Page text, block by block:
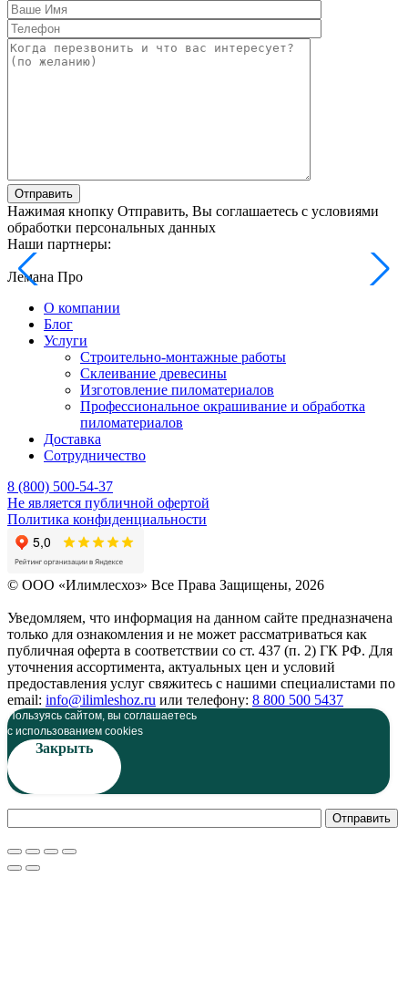
Отправить
Нажимая кнопку Отправить, Вы соглашаетесь с условиями
обработки персональных данных
Наши партнеры:
Лемана Про
О компании
Блог
Услуги
Строительно-монтажные работы
Склеивание древесины
Изготовление пиломатериалов
Профессиональное окрашивание и обработка
пиломатериалов
Доставка
Сотрудничество
8 (800) 500-54-37
Не является публичной офертой
Политика конфиденциальности
© OOO «Илимлесхоз» Все Права Защищены, 2026
Уведомляем, что информация на данном сайте предназначена
только для ознакомления и не может рассматриваться как
публичная оферта в соответствии со ст. 437 (п. 2) ГК РФ. Для
уточнения ассортимента, актуальных цен и условий
предоставления услуг свяжитесь с нашими специалистами по
email: info@ilimleshoz.ru или телефону: 8 800 500 5437
Пользуясь сайтом, вы соглашаетесь
c использованием cookies
Закрыть